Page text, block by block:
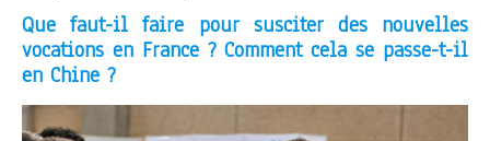
Que faut-il faire pour susciter des nouvelles
vocations en France ? Comment cela se passe-t-il
en Chine ?